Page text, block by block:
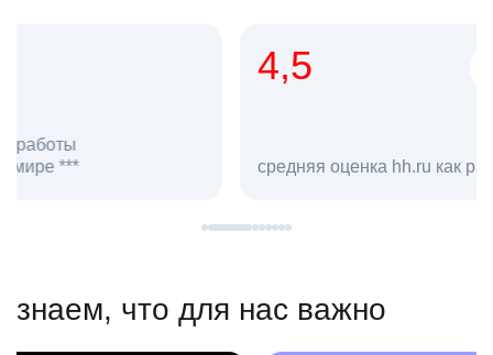
средняя оценка hh.ru как работодателя **
в hh.ru
знаем, что для нас важно